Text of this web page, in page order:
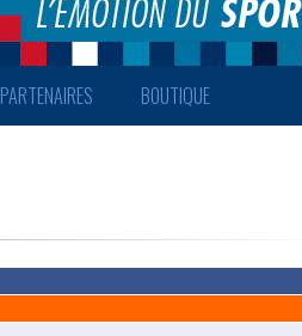
PARTENAIRES BOUTIQUE